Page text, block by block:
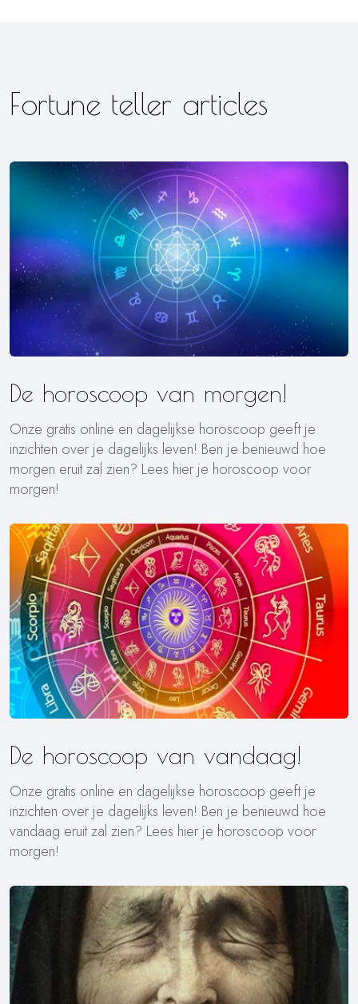
Fortune teller articles
De horoscoop van morgen!
Onze gratis online en dagelijkse horoscoop geeft je
inzichten over je dagelijks leven! Ben je benieuwd hoe
morgen eruit zal zien? Lees hier je horoscoop voor
morgen!
De horoscoop van vandaag!
Onze gratis online en dagelijkse horoscoop geeft je
inzichten over je dagelijks leven! Ben je benieuwd hoe
vandaag eruit zal zien? Lees hier je horoscoop voor
morgen!